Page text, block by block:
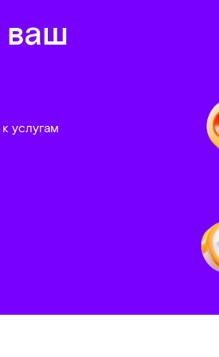
ваш
услугам